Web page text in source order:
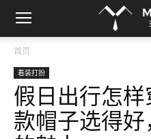
首页
着装打扮
假日出行怎
款帽子选得